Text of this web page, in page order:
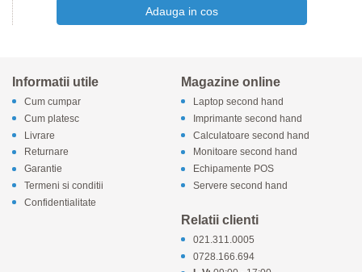
Informatii utile
Cum cumpar
Cum platesc
Livrare
Returnare
Garantie
Termeni si conditii
Confidentialitate
Magazine online
Laptop second hand
Imprimante second hand
Calculatoare second hand
Monitoare second hand
Echipamente POS
Servere second hand
Relatii clienti
021.311.0005
0728.166.694